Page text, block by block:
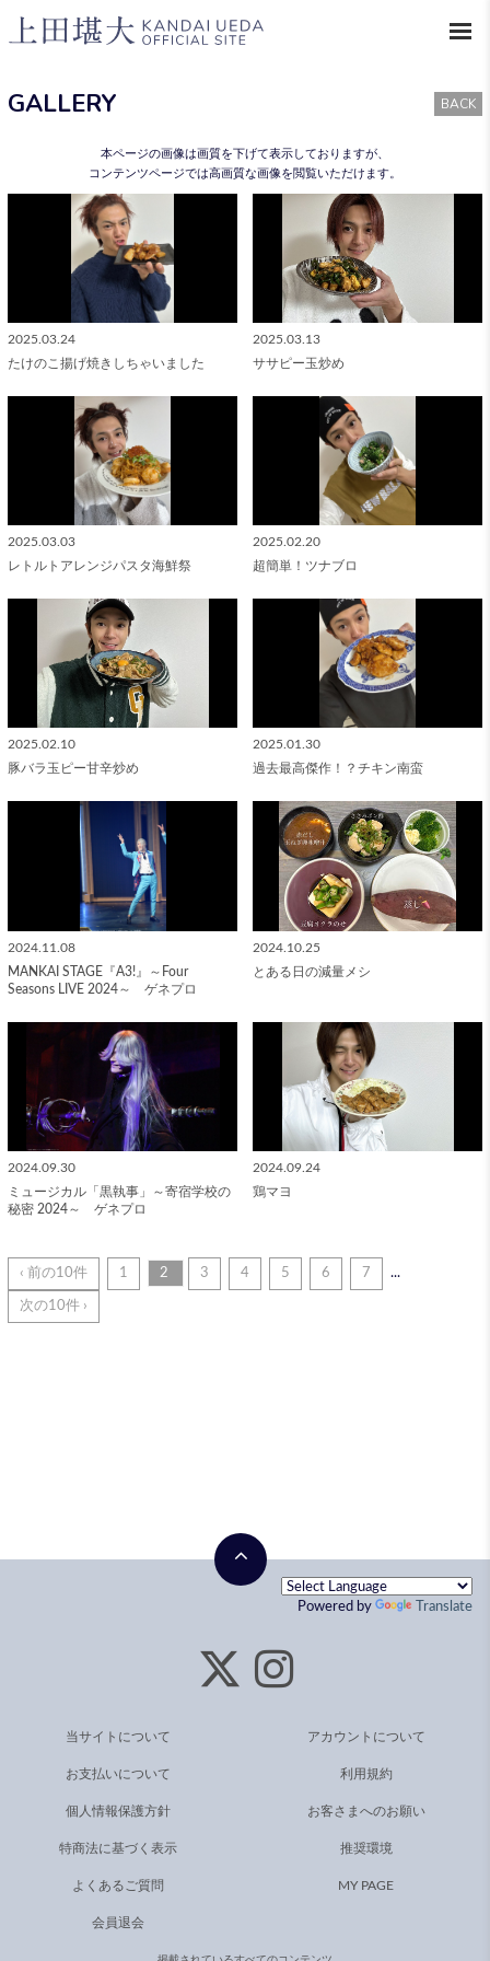
GALLERY BACK
本ページの画像は画質を下げて表示しておりますが、
コンテンツページでは高画質な画像を閲覧いただけます。
2025.03.24
たけのこ揚げ焼きしちゃいました
2025.03.13
ササピー玉炒め
2025.03.03
レトルトアレンジパスタ海鮮祭
2025.02.20
超簡単！ツナブロ
2025.02.10
豚バラ玉ピー甘辛炒め
2025.01.30
過去最高傑作！？チキン南蛮
2024.11.08
MANKAI STAGE『A3!』～Four
Seasons LIVE 2024～ ゲネプロ
2024.10.25
とある日の減量メシ
2024.09.30
ミュージカル「黒執事」～寄宿学校の
秘密 2024～ ゲネプロ
2024.09.24
鶏マヨ
‹ 前の10件 1 2 3 4 5 6 7 ...
次の10件 ›
Powered by Translate
当サイトについて アカウントについて
お支払いについて 利用規約
個人情報保護方針 お客さまへのお願い
特商法に基づく表示 推奨環境
よくあるご質問 MY PAGE
会員退会